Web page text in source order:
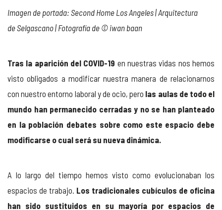
Imagen de portada: Second Home Los Angeles | Arquitectura
deSelgascano| Fotografía de © iwan baan
Tras la aparición del COVID-19 en nuestras vidas nos hemos
visto obligados a modificar nuestra manera de relacionarnos
con nuestro entorno laboral y de ocio, pero las aulas de todo el
mundo han permanecido cerradas y no se han planteado
en la población debates sobre como este espacio debe
modificarse o cual será su nueva dinámica.
A lo largo del tiempo hemos visto como evolucionaban los
espacios de trabajo. Los tradicionales cubículos de oficina
han sido sustituidos en su mayoría por espacios de